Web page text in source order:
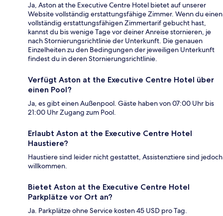
Ja, Aston at the Executive Centre Hotel bietet auf unserer
Website vollständig erstattungsfähige Zimmer. Wenn du einen
vollständig erstattungsfähigen Zimmertarif gebucht hast,
kannst du bis wenige Tage vor deiner Anreise stornieren, je
nach Stornierungsrichtlinie der Unterkunft. Die genauen
Einzelheiten zu den Bedingungen der jeweiligen Unterkunft
findest du in deren Stornierungsrichtlinie.
Verfügt Aston at the Executive Centre Hotel über
einen Pool?
Ja, es gibt einen Außenpool. Gäste haben von 07:00 Uhr bis
21:00 Uhr Zugang zum Pool.
Erlaubt Aston at the Executive Centre Hotel
Haustiere?
Haustiere sind leider nicht gestattet, Assistenztiere sind jedoch
willkommen.
Bietet Aston at the Executive Centre Hotel
Parkplätze vor Ort an?
Ja. Parkplätze ohne Service kosten 45 USD pro Tag.